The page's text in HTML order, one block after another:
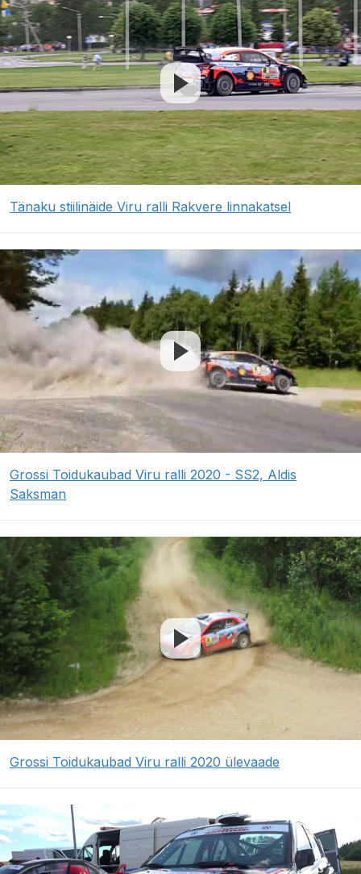
Tänaku stiilinäide Viru ralli Rakvere linnakatsel
Grossi Toidukaubad Viru ralli 2020 - SS2, Aldis
Saksman
Grossi Toidukaubad Viru ralli 2020 ülevaade